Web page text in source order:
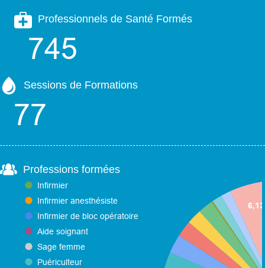
Professionnels de Santé Formés
Sessions de Formations
Professions formées